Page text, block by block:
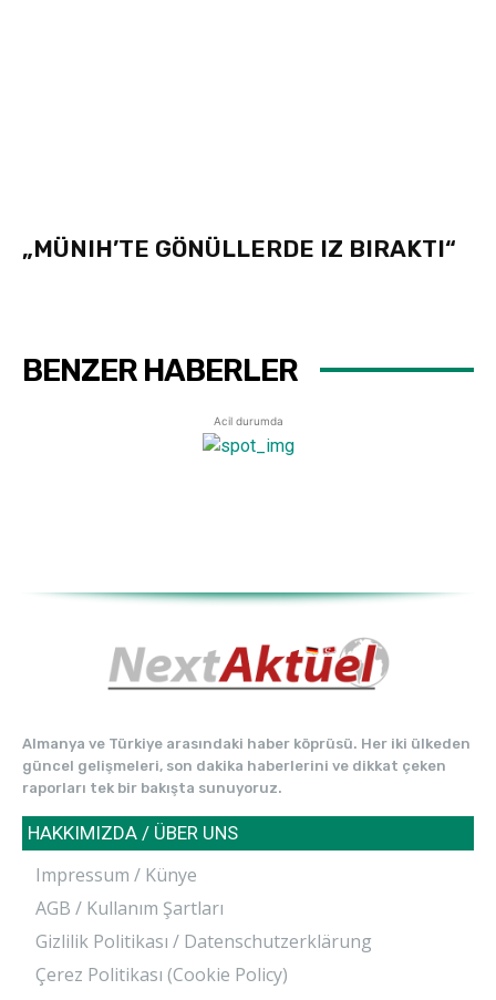
„MÜNIH’TE GÖNÜLLERDE IZ BIRAKTI“
BENZER HABERLER
Acil durumda
Almanya ve Türkiye arasındaki haber köprüsü. Her iki ülkeden
güncel gelişmeleri, son dakika haberlerini ve dikkat çeken
raporları tek bir bakışta sunuyoruz.
HAKKIMIZDA / ÜBER UNS
Impressum / Künye
AGB / Kullanım Şartları
Gizlilik Politikası / Datenschutzerklärung
Çerez Politikası (Cookie Policy)